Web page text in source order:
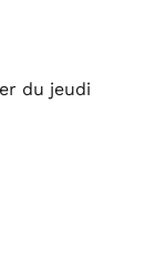
du jeudi